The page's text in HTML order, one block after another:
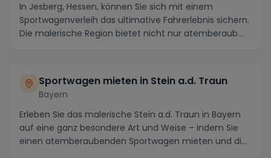
In Jesberg, Hessen, können Sie sich mit einem
Sportwagenverleih das ultimative Fahrerlebnis sichern.
Die malerische Region bietet nicht nur atemberaub...
Sportwagen mieten in Stein a.d. Traun
Bayern
Erleben Sie das malerische Stein a.d. Traun in Bayern
auf eine ganz besondere Art und Weise – indem Sie
einen atemberaubenden Sportwagen mieten und di...